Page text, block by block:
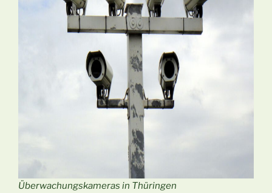
Überwachungskameras in Thüringen